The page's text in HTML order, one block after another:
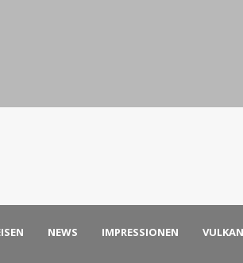
NEWS IMPRESSIONEN